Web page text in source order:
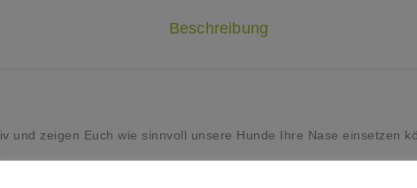
Beschreibung
und zeigen Euch wie sinnvoll unsere Hunde Ihre Nase einsetzen
sondern auch die Hundehalter Ihren Spaß daran.